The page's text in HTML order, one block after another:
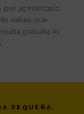
por adelantado.
sabes qué
gratuita lo
PEQUEÑA.